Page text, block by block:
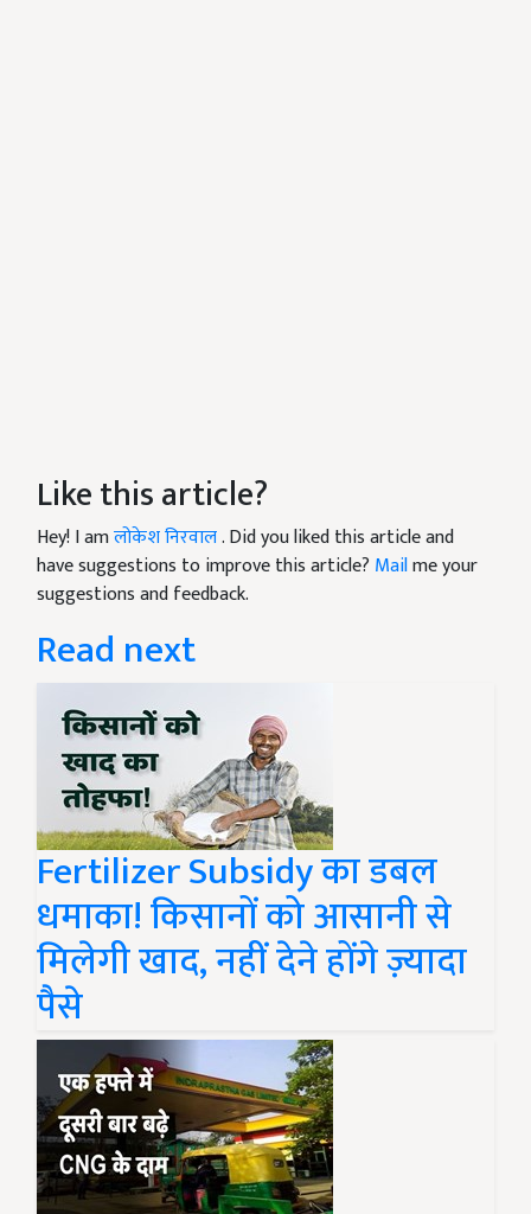
Like this article?
Hey! I amलोकेश निरवाल. Did you liked this article and
have suggestions to improve this article? Mailme your
suggestions and feedback.
Read next
Fertilizer Subsidy का डबल
धमाका! किसानों को आसानी से
मिलेगी खाद, नहीं देने होंगे ज़्यादा
पैसे